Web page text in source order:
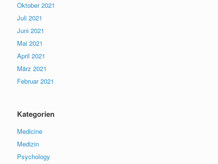
Oktober 2021
Juli 2021
Juni 2021
Mai 2021
April 2021
März 2021
Februar 2021
Kategorien
Medicine
Medizin
Psychology